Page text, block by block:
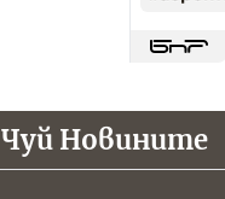
Чуй Новините